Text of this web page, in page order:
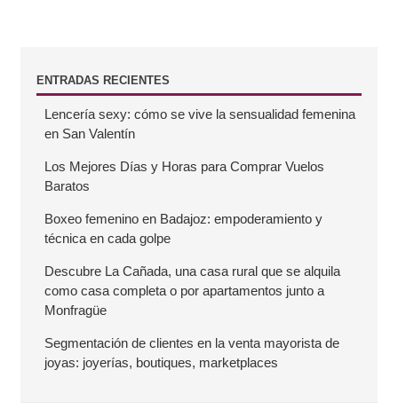
BENTRADAS RECIENTES
Lencería sexy: cómo se vive la sensualidad femenina
en San Valentín
Los Mejores Días y Horas para Comprar Vuelos
Baratos
Boxeo femenino en Badajoz: empoderamiento y
técnica en cada golpe
Descubre La Cañada, una casa rural que se alquila
como casa completa o por apartamentos junto a
Monfragüe
Segmentación de clientes en la venta mayorista de
joyas: joyerías, boutiques, marketplaces